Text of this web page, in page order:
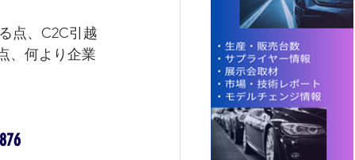
点、C2C引越
、何より企業